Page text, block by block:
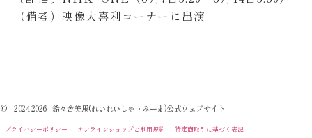
（備考）映像大喜利コーナーに出演
© 2024-2026 鈴々舎美馬(れいれいしゃ・みーま)公式ウェブサイト
プライバシーポリシー オンラインショップご利用規約 特定商取引に基づく表記